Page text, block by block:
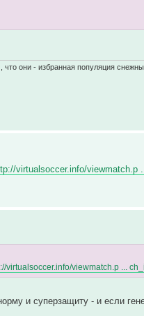
они - избранная популяция
virtualsoccer.info/viewmatch.p
virtualsoccer.info/viewmatch.p ...
и суперзащиту - и если